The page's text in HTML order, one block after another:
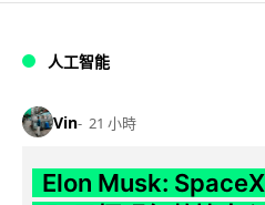
人工智能
Vin 21 小時
Elon Musk: